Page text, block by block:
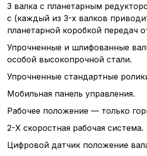
3 валка с планетарным
с (каждый из 3-х валков
планетарной коробкой передач
Упрочненные и шлифованные
особой высокопрочной стали.
Упрочненные стандартные
Мобильная панель управления.
Рабочее положение — только
2-Х скоростная рабочая система.
Цифровой датчик положение
без